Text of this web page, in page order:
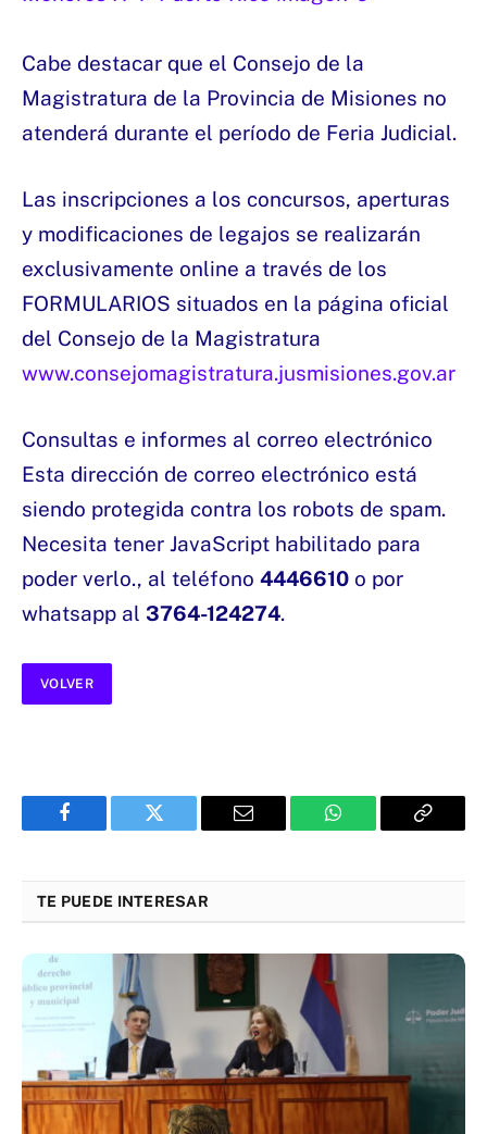
Cabe destacar que el Consejo de la
Magistratura de la Provincia de Misiones no
atenderá durante el período de Feria Judicial.
Las inscripciones a los concursos, aperturas
y modificaciones de legajos se realizarán
exclusivamente online a través de los
FORMULARIOS situados en la página oficial
del Consejo de la Magistratura
www.consejomagistratura.jusmisiones.gov.ar
Consultas e informes al correo electrónico
Esta dirección de correo electrónico está
siendo protegida contra los robots de spam.
Necesita tener JavaScript habilitado para
poder verlo., al teléfono 4446610 o por
whatsapp al 3764-124274.
VOLVER
Facebook Twitter Email WhatsApp Copy
TE PUEDE INTERESAR